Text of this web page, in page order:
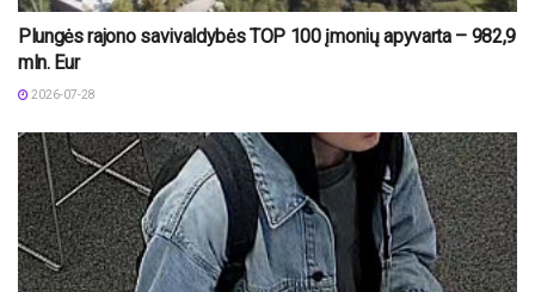
Plungės rajono savivaldybės TOP 100 įmonių apyvarta – 982,9
mln. Eur
2026-07-28